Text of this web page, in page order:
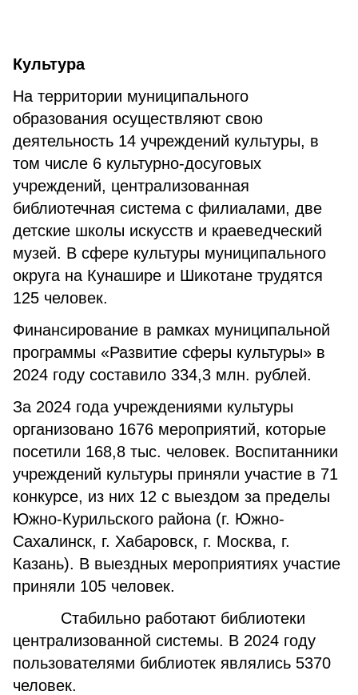
Культура
На территории муниципального
образования осуществляют свою
деятельность 14 учреждений культуры, в
том числе 6 культурно-досуговых
учреждений, централизованная
библиотечная система с филиалами, две
детские школы искусств и краеведческий
музей. В сфере культуры муниципального
округа на Кунашире и Шикотане трудятся
125 человек.
Финансирование в рамках муниципальной
программы «Развитие сферы культуры» в
2024 году составило 334,3 млн. рублей.
За 2024 года учреждениями культуры
организовано 1676 мероприятий, которые
посетили 168,8 тыс. человек. Воспитанники
учреждений культуры приняли участие в 71
конкурсе, из них 12 с выездом за пределы
Южно-Курильского района (г. Южно-
Сахалинск, г. Хабаровск, г. Москва, г.
Казань). В выездных мероприятиях участие
приняли 105 человек.
Стабильно работают библиотеки
централизованной системы. В 2024 году
пользователями библиотек являлись 5370
человек.